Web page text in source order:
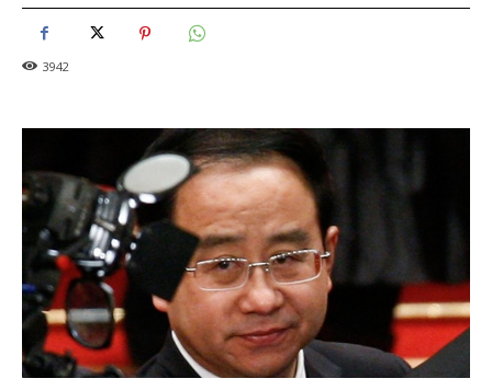
3942